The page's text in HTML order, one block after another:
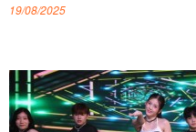
19/08/2025